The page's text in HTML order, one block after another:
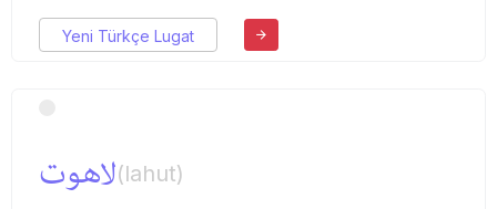
Yeni Türkçe Lugat
لاهوت(lahut)